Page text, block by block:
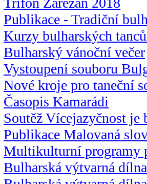
Publikace - Tradiční
Kurzy bulharských
Bulharský vánoční večer
Vystoupení souboru
Nové kroje pro taneční
Časopis Kamarádi
Soutěž Vícejazyčnost je
Publikace Malovaná
Multikulturní programy
Bulharská výtvarná